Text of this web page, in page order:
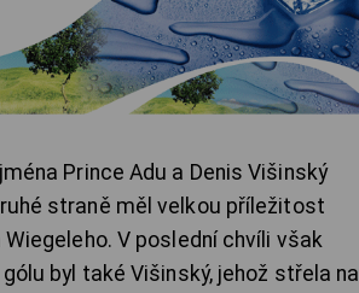
Prince Adu a Denis Višinský
straně měl velkou příležitost
V poslední chvíli však
byl také Višinský, jehož střela na